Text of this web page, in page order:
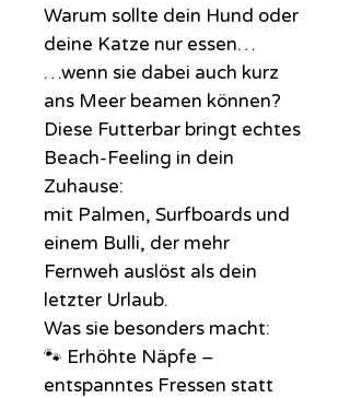
Warum sollte dein Hund oder
deine Katze nur essen…
…wenn sie dabei auch kurz
ans Meer beamen können?
Diese Futterbar bringt echtes
Beach-Feeling in dein
Zuhause:
mit Palmen, Surfboards und
einem Bulli, der mehr
Fernweh auslöst als dein
letzter Urlaub.
Was sie besonders macht:
🐾 Erhöhte Näpfe –
entspanntes Fressen statt